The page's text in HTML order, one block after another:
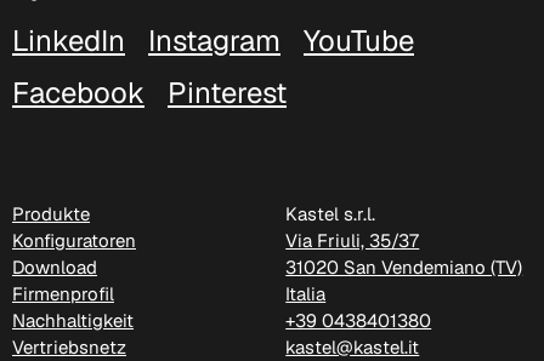
LinkedIn Instagram
YouTube
Facebook
Pinterest
Produkte
Konfiguratoren
Download
Firmenprofil
Nachhaltigkeit
Vertriebsnetz
Kastel s.r.l.
Via Friuli, 35/37
31020 San Vendemiano (TV)
Italia
+39 0438401380
kastel@kastel.it